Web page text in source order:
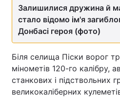
Залишилися дружина й
стало відомо ім'я
Донбасі героя (фото)
Біля селища Піски ворог
мінометів 120-го калібру,
станкових і підствольних
великокаліберних